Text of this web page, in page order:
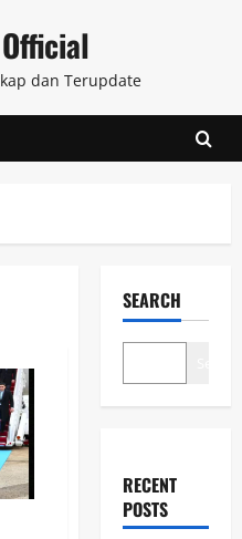
dan Terupdate
SEARCH
RECENT
POSTS